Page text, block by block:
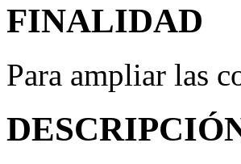
FINALIDAD
Para ampliar las